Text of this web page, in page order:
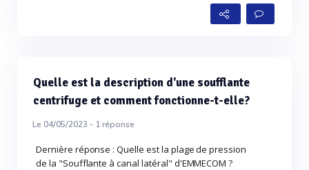
Quelle est la description d'une soufflante
centrifuge et comment fonctionne-t-elle?
Le 04/05/2023 - 1réponse
Dernière réponse : Quelle est la plage de pression
de la "Soufflante à canal latéral" d'EMMECOM ?